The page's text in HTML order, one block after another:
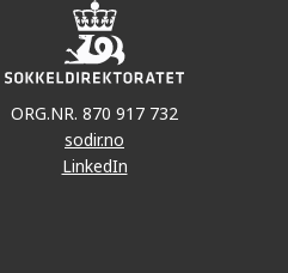
ORG.NR. 870 917 732
sodir.no
LinkedIn